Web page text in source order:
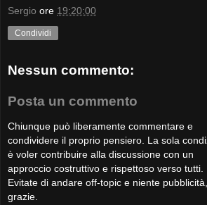
Sergio ore 19:20:00
Condividi
Nessun commento:
Posta un commento
Chiunque può liberamente commentare e
condividere il proprio pensiero. La sola
è voler contribuire alla discussione con un
approccio costruttivo e rispettoso verso tutti.
Evitate di andare off-topic e niente pubblicità,
grazie.